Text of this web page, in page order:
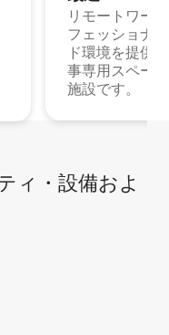
リモートワー
フェッショナ
ド環境を提供
事専用スペー
施設です。
ィ⁠・設⁠備⁠およ